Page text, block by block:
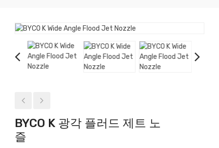
BYCO K 광각 플러드 제트 노
즐